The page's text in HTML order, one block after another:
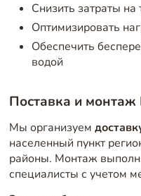
Снизить затраты
Оптимизировать
Обеспечить
водой
Поставка и
Мы организуем
населенный пункт
районы. Монтаж
специалисты с учетом